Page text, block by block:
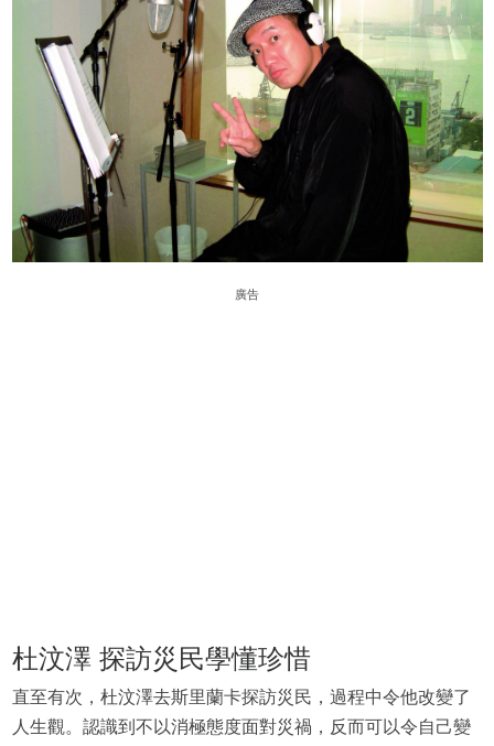
廣告
杜汶澤 探訪災民學懂珍惜
直至有次，杜汶澤去斯里蘭卡探訪災民，過程中令他改變了
人生觀。認識到不以消極態度面對災禍，反而可以令自己變